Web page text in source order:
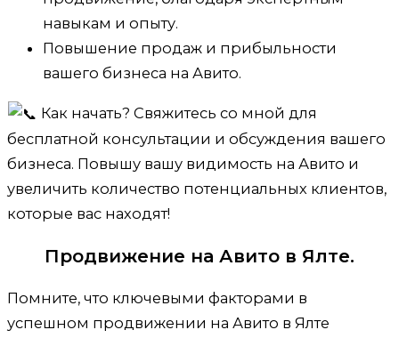
навыкам и опыту.
Повышение продаж и прибыльности
вашего бизнеса на Авито.
Как начать? Свяжитесь со мной для
бесплатной консультации и обсуждения вашего
бизнеса. Повышу вашу видимость на Авито и
увеличить количество потенциальных клиентов,
которые вас находят!
Продвижение на Авито в Ялте.
Помните, что ключевыми факторами в
успешном продвижении на Авито в Ялте